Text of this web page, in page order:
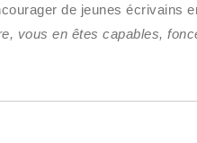
de jeunes écrivains
vous en êtes capables,